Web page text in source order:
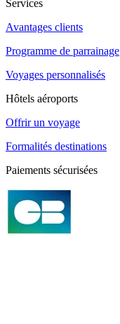
Services
Avantages clients
Programme de parrainage
Voyages personnalisés
Hôtels aéroports
Offrir un voyage
Formalités destinations
Paiements sécurisées